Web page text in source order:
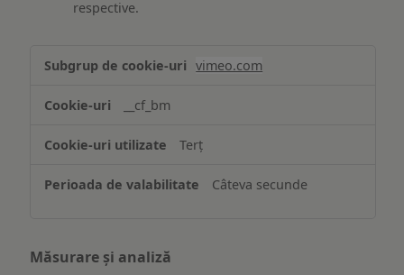
respective.
Asigurarea
funcționalităților
website-
ului
vimeo.com
__cf_bm
Terț
Câteva secunde
Măsurare și analiză